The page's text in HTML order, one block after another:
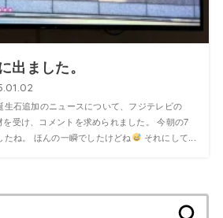
出ました。
石追加のニュースについて、フジテレビの
を受け、コメントを求められました。 今朝の7
ね。 ほんの一瞬でしたけどね
それにして...